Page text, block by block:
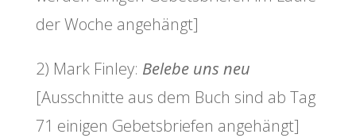
der Woche angehängt]
2) Mark Finley: Belebe uns neu
[Ausschnitte aus dem Buch sind ab Tag
71 einigen Gebetsbriefen angehängt]